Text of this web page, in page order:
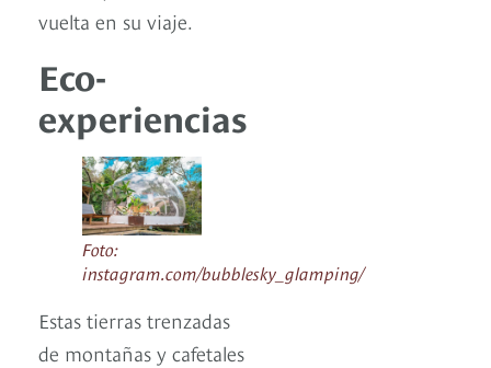
vuelta en su viaje.
Eco-
experiencias
Foto:
instagram.com/bubblesky_glamping/
Estas tierras trenzadas
de montañas y cafetales